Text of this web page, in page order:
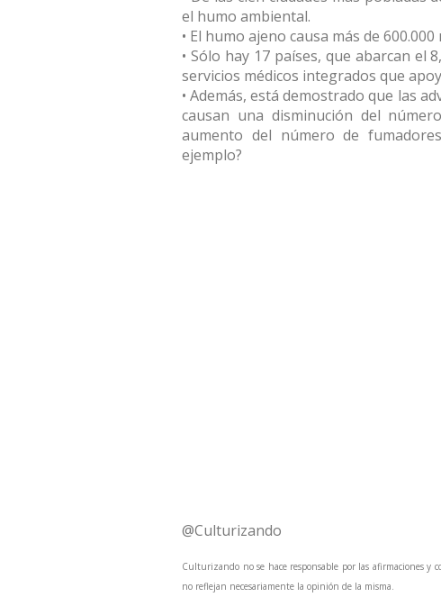
el humo ambiental.
• El humo ajeno causa más de
• Sólo hay 17 países, que abarcan el
servicios médicos integrados que
• Además, está demostrado que las
causan una disminución del
aumento del número de
ejemplo?
@Culturizando
Culturizando no se hace responsable por las afirmaciones y
no reflejan necesariamente la opinión de la misma.